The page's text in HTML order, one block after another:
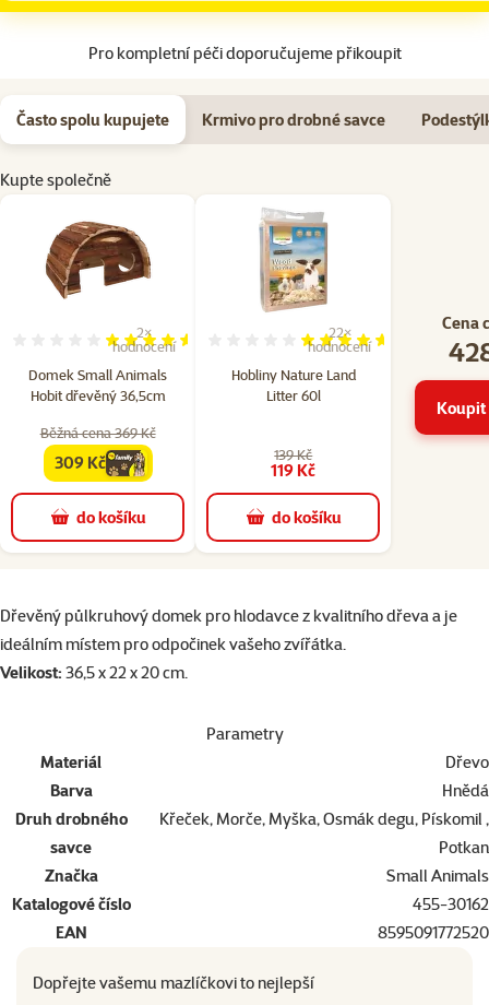
Pro kompletní péči doporučujeme přikoupit
Často spolu kupujete Krmivo pro drobné savce
Kupte společně
Domek Small Animals
Hobit dřevěný 36,5cm
Hodnocení 90%, počet hodnocení: 2
2×
hodnocení
Běžná cena 369 Kč
familycena
309 Kč
do košíku
Hobliny Nature Land
Litter 60l
Hodnocení 92%, počet
22×
hodnocení
139 Kč
119 Kč
do košíku
Cena
superzoo.product.detail.content
Dřevěný půlkruhový domek pro hlodavce z kvalitního dřeva a je
ideálním místem pro odpočinek vašeho zvířátka.
Velikost: 36,5 x 22 x 20 cm.
Parametry
Materiál
Dřevo
Barva
Hnědá
Druh drobného
savce
Křeček, Morče, Myška, Osmák degu, Pískomil ,
Potkan
Značka
Small Animals
Katalogové číslo
455-30162
EAN
8595091772520
Dopřejte vašemu mazlíčkovi to nejlepší